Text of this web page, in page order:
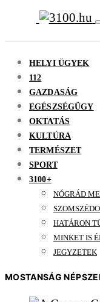
HELYI ÜGYEK
112
GAZDASÁG
EGÉSZSÉGÜGY
OKTATÁS
KULTÚRA
TERMÉSZET
SPORT
3100+
NÓGRÁD
HATÁRON
MINKET IS
JEGYZETEK
MOSTANSÁG